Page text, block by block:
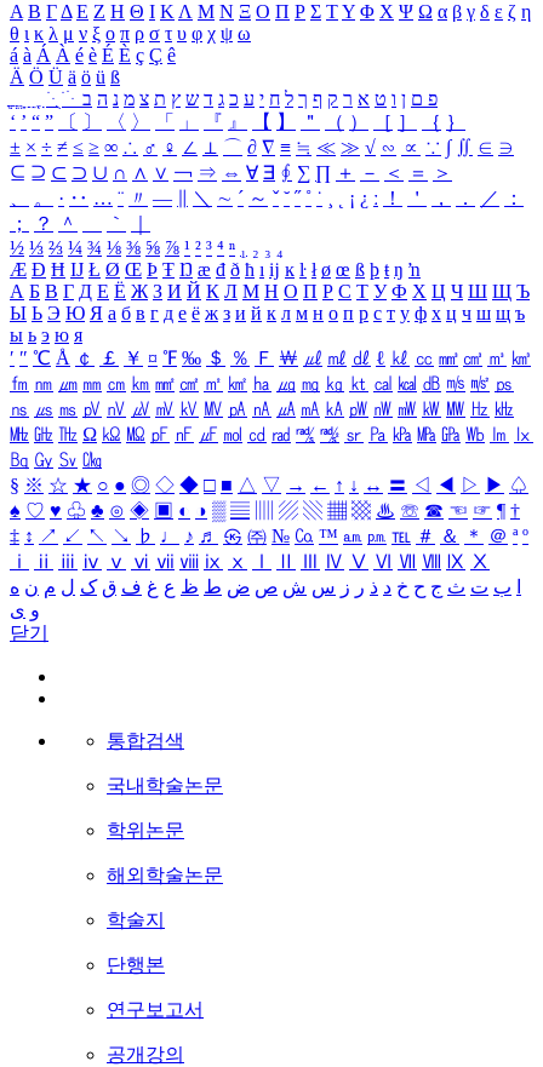
Α Β ΓΔ Ε Ζ Η Θ Ι ΚΛ Μ Ν Ξ Ο Π Ρ Σ ΤΥ Φ Χ Ψ Ω α β γ δ ε ζ η
θ ι κ λ μ ν ξ ο π ρ σ τ υ φ χ ψ ω
á à Á À é è É È ç Ç ê
Ä Ö Ü ä ö ü ß
ִֶֹ ֻּ ׁׂ פ ם ן ו ט א ר ק ף ך ל ח י ע כ ג ד ש ץ ת צ מ נ ה ב
‘ ’ “ ” 〔 〕 〈 〉 「 」 『 』 【 】 ＂ （ ） ［ ］ ｛ ｝
± × ÷ ≠ ≤ ≥ ∞ ∴ ♂ ♀ ∠ ⊥ ⌒ ∂ ∇ ≡ ≒ ≪ ≫ √ ∽ ∝ ∵ ∫ ∬ ∈ ∋
⊆ ⊇ ⊂ ⊃ ∪ ∩ ∧ ∨ ￢ ⇒ ⇔ ∀ ∃ ∮ ∑ ∏ ＋ － ＜ ＝
＞
、
。 · ‥ … ¨ 〃 ― ＼ ∼ ´ ～ ˇ ˘ ˝ ˚ ˙ ¸ ¡ ¿ ː ！ ＇ ， ． ／
：
；
？ ＾ ｀
½ ⅓ ⅔ ¼ ¾ ⅛ ⅜ ⅝ ⅞ ¹ ² ³ ⁴ ⁿ ₁ ₂ ₃ ₄
Æ Ð Ħ Ĳ Ł Ø Œ Þ Ŧ Ŋ æ đ ð ħ ı ĳ ĸ ŀ ł ø œ ß þ ŧ ŋ ŉ
А Б В Г Д Е Ё Ж З И Й К Л М Н О П Р С Т У Ф Х Ц Ч Ш Щ Ъ
Ы Ь Э Ю Я а б в г д е ё ж з и й к л м н о п р с т у ф х ц ч ш щ ъ
ы ь э ю я
′ ″ ℃ Å ￠ ￡ ￥ ¤ ℉ ‰ ＄ ％ Ｆ ￦ ㎕ ㎖ ㎗ ℓ ㎘ ㏄ ㎣ ㎤ ㎥ ㎦
㎙ ㎚ ㎛ ㎜ ㎝ ㎞ ㎟ ㎠ ㎡ ㎢ ㏊ ㎍ ㎎ ㎏ ㏏ ㎈ ㎉ ㏈ ㎧ ㎨ ㎰
㎱ ㎲ ㎳ ㎴ ㎵ ㎶ ㎷ ㎸ ㎹ ㎀ ㎁ ㎂ ㎃ ㎄ ㎺ ㎻ ㎽ ㎾ ㎿ ㎐ ㎑
㎒ ㎓ ㎔ Ω ㏀ ㏁ ㎊ ㎋ ㎌ ㏖ ㏅ ㎭ ㎮ ㎯ ㏛ ㎩ ㎪ ㎫ ㎬ ㏝ ㏐
㏓
㏃ ㏉ ㏜ ㏆
§ ※ ☆ ★ ○ ● ◎ ◇ ◆ □ ■ △ ▽ → ← ↑ ↓ ↔ 〓 ◁ ◀ ▷ ▶ ♤
♠ ♡ ♥ ♧ ♣ ⊙ ◈ ▣ ◐ ◑ ▒ ▤ ▨ ▧ ▦ ▩ ♨ ☏ ☎ ☜ ☞ ¶ †
‡ ↕ ↗ ↙ ↖ ↘ ♭ ♩ ♪ ♬ ㉿ ㈜ № ㏇ ™ ㏂ ㏘ ℡ ＃ ＆ ＊ ＠ ª º
ⅰ
ⅱ ⅲ ⅳ ⅴ ⅵ ⅶ ⅷ ⅸ ⅹ Ⅳ Ⅴ Ⅵ Ⅶ Ⅷ Ⅸ Ⅹ
ب ت ث ج ح خ د ذ ر ز س ش ص ض ط ظ ع غ ف ق ک ل م ن ه
و ی
닫기
통합검색
국내학술논문
학위논문
해외학술논문
학술지
단행본
연구보고서
공개강의